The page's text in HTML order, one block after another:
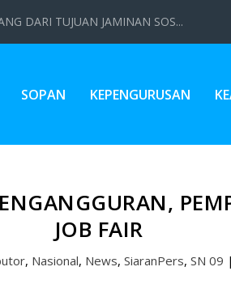
DARI TUJUAN JAMINAN SOS...
SOPAN KEPENGURUSAN
JOB FAIR
, Nasional, News,SiaranPers,SN 09